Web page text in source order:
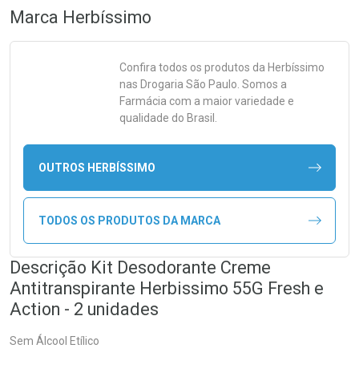
Marca Herbíssimo
Confira todos os produtos da Herbíssimo
nas Drogaria São Paulo. Somos a
Farmácia com a maior variedade e
qualidade do Brasil.
OUTROS HERBÍSSIMO
TODOS OS PRODUTOS DA MARCA
Descrição Kit Desodorante Creme
Antitranspirante Herbissimo 55G Fresh e
Action - 2 unidades
Sem Álcool Etílico